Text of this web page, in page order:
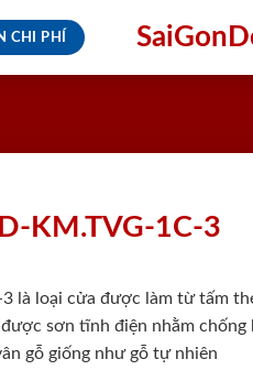
CHI PHÍ
KM.TVG-1C-3
là loại cửa được làm từ tấm
sơn tĩnh điện nhằm chống
gỗ giống như gỗ tự nhiên